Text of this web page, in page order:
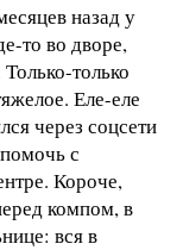
назад у
то во дворе,
только
Еле-еле
через соцсети
с
Короче,
компом, в
вся в